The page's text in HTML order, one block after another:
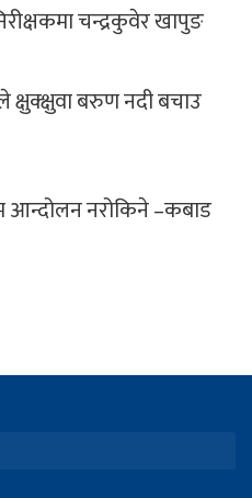
चन्द्रकुवेर खापुङ
क्षुक्क्षुवा बरुण नदी बचाउ
आन्दोलन नरोकिने –कबाड